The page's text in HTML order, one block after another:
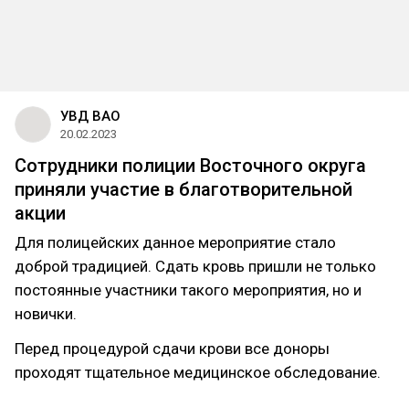
УВД ВАО
20.02.2023
Сотрудники полиции Восточного округа
приняли участие в благотворительной
акции
Для полицейских данное мероприятие стало
доброй традицией. Сдать кровь пришли не только
постоянные участники такого мероприятия, но и
новички.
Перед процедурой сдачи крови все доноры
проходят тщательное медицинское обследование.